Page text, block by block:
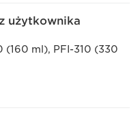
użytkownika
(160 ml), PFI-310 (330